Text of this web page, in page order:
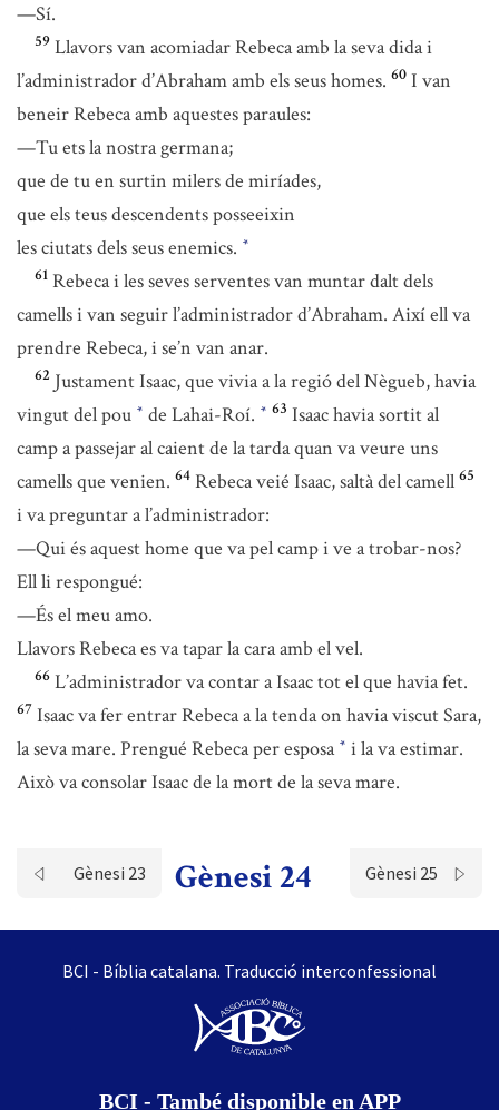
—Sí.
59 Llavors van acomiadar Rebeca amb la seva dida i
l’administrador d’Abraham amb els seus homes. 60 I van
beneir Rebeca amb aquestes paraules:
—Tu ets la nostra germana;
que de tu en surtin milers de miríades,
que els teus descendents posseeixin
les ciutats dels seus enemics. *
61 Rebeca i les seves serventes van muntar dalt dels
camells i van seguir l’administrador d’Abraham. Així ell va
prendre Rebeca, i se’n van anar.
62 Justament Isaac, que vivia a la regió del Nègueb, havia
vingut del pou * de Lahai-Roí. * 63 Isaac havia sortit al
camp a passejar al caient de la tarda quan va veure uns
camells que venien. 64 Rebeca veié Isaac, saltà del camell 65
i va preguntar a l’administrador:
—Qui és aquest home que va pel camp i ve a trobar-nos?
Ell li respongué:
—És el meu amo.
Llavors Rebeca es va tapar la cara amb el vel.
66 L’administrador va contar a Isaac tot el que havia fet.
67 Isaac va fer entrar Rebeca a la tenda on havia viscut Sara,
la seva mare. Prengué Rebeca per esposa * i la va estimar.
Això va consolar Isaac de la mort de la seva mare.
Gènesi 23 Gènesi 24 Gènesi 25
BCI - Bíblia catalana. Traducció interconfessional
BCI - També disponible en APP